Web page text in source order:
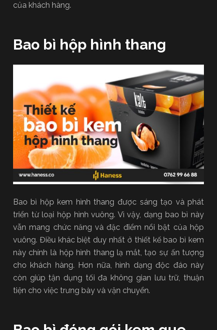
của khách hàng.
Bao bì hộp hình thang
Bao bì hộp kem hình thang được sáng tạo và phát
triển từ loại hộp hình vuông. Vì vậy, dạng bao bì này
vẫn mang chức năng và đặc điểm nổi bật của hộp
vuông. Điều khác biệt duy nhất ở thiết kế bao bì kem
này chính là hộp hình thang lạ mắt, tạo sự ấn tượng
cho khách hàng. Hơn nữa, hình dạng độc đáo này
còn giúp tận dụng tối đa không gian lưu trữ, thuận
tiện cho việc trưng bày và vận chuyển.